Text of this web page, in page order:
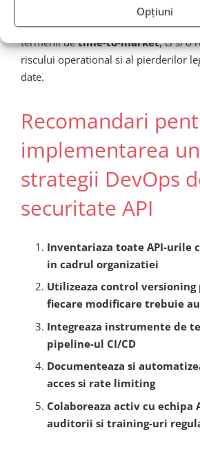
Opțiuni
Integrarea in DevOps aduce beneficii
termenii detime-to-market, ci si o
riscului operational si al pierderilor
date.
Recomandari
implementarea
strategii DevOps
securitate API
Inventariaza toate API-urile
in cadrul organizatiei
Utilizeaza control versioning
fiecare modificare trebuie
Integreaza instrumente de
pipeline-ul CI/CD
Documenteaza si
acces si rate limiting
Colaboreaza activ cu echipa
auditorii si training-uri